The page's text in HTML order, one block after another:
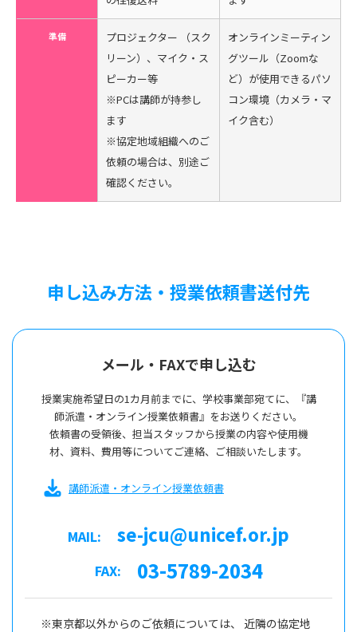
準備
プロジェクター （スク
リーン）、マイク・ス
ピーカー等
※PCは講師が持参し
ます
※協定地域組織へのご
依頼の場合は、別途ご
確認ください。
オンラインミーティン
グツール（Zoomな
ど）が使用できるパソ
コン環境（カメラ・マ
イク含む）
申し込み方法・授業依頼書送付先
メール・FAXで申し込む
授業実施希望日の1カ月前までに、学校事業部宛てに、『講
師派遣・オンライン授業依頼書』をお送りください。
依頼書の受領後、担当スタッフから授業の内容や使用機
材、資料、費用等についてご連絡、ご相談いたします。
講師派遣・オンライン授業依頼書
MAIL: se-jcu@unicef.or.jp
FAX: 03-5789-2034
※東京都以外からのご依頼については、 近隣の協定地